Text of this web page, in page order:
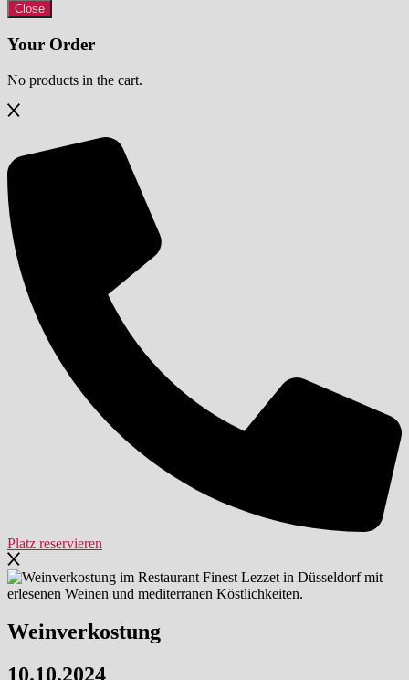
Close
Your Order
No products in the cart.
Platz reservieren
Weinverkostung
10.10.2024